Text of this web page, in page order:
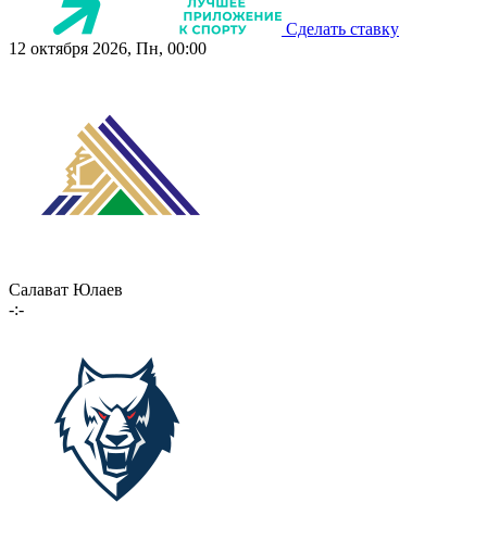
Сделать ставку
12 октября 2026, Пн, 00:00
Салават Юлаев
-:-